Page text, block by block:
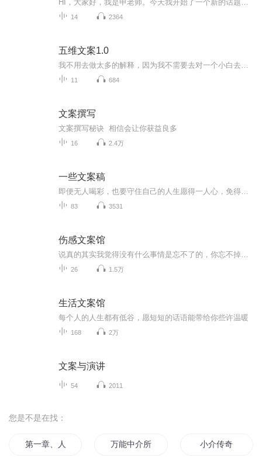
14 2364
五维文案1.0
11 684
文案撰写
文案撰写秘诀 相信会让你获益良多
16 2.4万
一些文案稿
83 3531
伤感文案馆
26 1.5万
生活文案馆
每个人的人生都有低谷，愿短短的话语能带给你些许温暖
168 2万
文案与演讲
54 2011
您是不是在找：
第一章、人物介绍 万能中介所 小介传奇